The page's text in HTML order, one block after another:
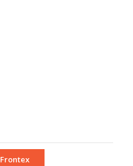
Frontex